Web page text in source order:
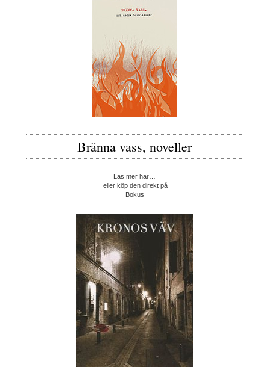
Bränna vass, noveller
Läs mer här…
eller köp den direkt på
Bokus